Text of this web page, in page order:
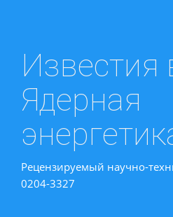
Известия
Ядерная
Рецензируемый научно-
0204-3327